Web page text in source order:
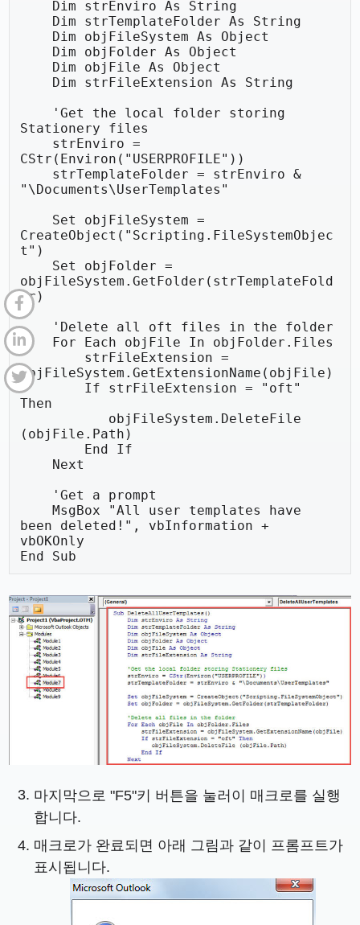
Stationery files
CStr(Environ("USERPROFILE"))
"\Documents\UserTemplates"
CreateObject("Scripting.FileSystemObjec
t")
objFileSystem.GetFolder(strTemplateFold
er)
    'Delete all oft files in the folder
    For Each objFile In objFolder.Files
        strFileExtension =
objFileSystem.GetExtensionName(objFile)
        If strFileExtension = "oft"
Then
(objFile.Path)
been deleted!", vbInformation +
vbOKOnly
End Sub
마지막으로 "F5"키 버튼을 눌러이 매크로를 실행
합니다.
매크로가 완료되면 아래 그림과 같이 프롬프트가
표시됩니다.